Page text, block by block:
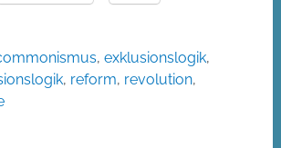
,exklusionslogik,
, reform, revolution,